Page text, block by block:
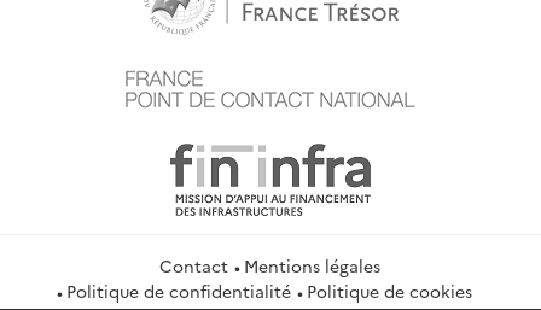
Contact
Mentions légales
Politique de confidentialité
Politique de cookies